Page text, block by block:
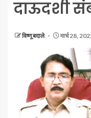
दाऊदशी
विष्णू बदाले मार्च 28,